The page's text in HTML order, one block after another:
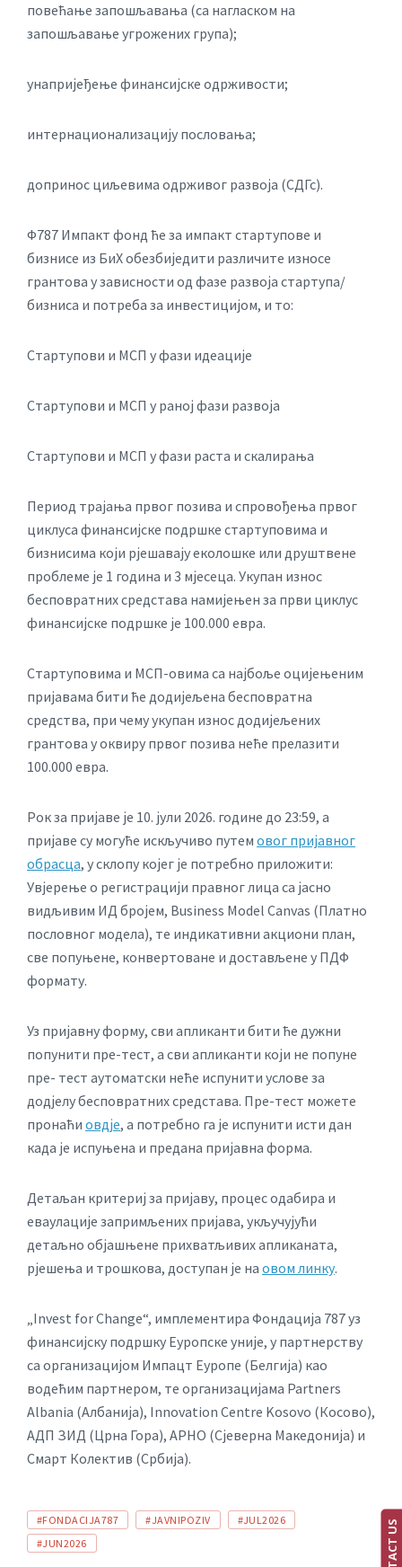
повећање запошљавања (са нагласком на
запошљавање угрожених група);
унапријеђење финансијске одрживости;
интернационализацију пословања;
допринос циљевима одрживог развоја (СДГс).
Ф787 Импакт фонд ће за импакт стартупове и
бизнисе из БиХ обезбиједити различите износе
грантова у зависности од фазе развоја стартупа/
бизниса и потреба за инвестицијом, и то:
Стартупови и МСП у фази идеације
Стартупови и МСП у раној фази развоја
Стартупови и МСП у фази раста и скалирања
Период трајања првог позива и спровођења првог
циклуса финансијске подршке стартуповима и
бизнисима који рјешавају еколошке или друштвене
проблеме је 1 година и 3 мјесеца. Укупан износ
бесповратних средстава намијењен за први циклус
финансијске подршке је 100.000 евра.
Стартуповима и МСП-овима са најбоље оцијењеним
пријавама бити ће додијељена бесповратна
средства, при чему укупан износ додијељених
грантова у оквиру првог позива неће прелазити
100.000 евра.
Рок за пријаве је 10. јули 2026. године до 23:59, а
пријаве су могуће искључиво путем овог пријавног
обрасца, у склопу којег је потребно приложити:
Увјерење о регистрацији правног лица са јасно
видљивим ИД бројем, Business Model Canvas (Платно
пословног модела), те индикативни акциони план,
све попуњене, конвертоване и достављене у ПДФ
формату.
Уз пријавну форму, сви апликанти бити ће дужни
попунити пре-тест, а сви апликанти који не попуне
пре- тест аутоматски неће испунити услове за
дод‌јелу бесповратних средстава. Пре-тест можете
пронаћи овд‌је, а потребно га је испунити исти дан
када је испуњена и предана пријавна форма.
Детаљан критериј за пријаву, процес одабира и
еваулације запримљених пријава, укључујући
детаљно објашњене прихватљивих апликаната,
рјешења и трошкова, доступан је на овом линку.
„Invest for Change“, имплементира Фондација 787 уз
финансијску подршку Еуропске уније, у партнерству
са организацијом Импацт Еуропе (Белгија) као
водећим партнером, те организацијама Partners
Albania (Албанија), Innovation Centre Kosovo (Косово),
АДП ЗИД (Црна Гора), АРНО (Сјеверна Македонија) и
Смарт Колектив (Србија).
TAGS:
#FONDACIJA787 #JAVNIPOZIV
#JUL2026
#JUN2026